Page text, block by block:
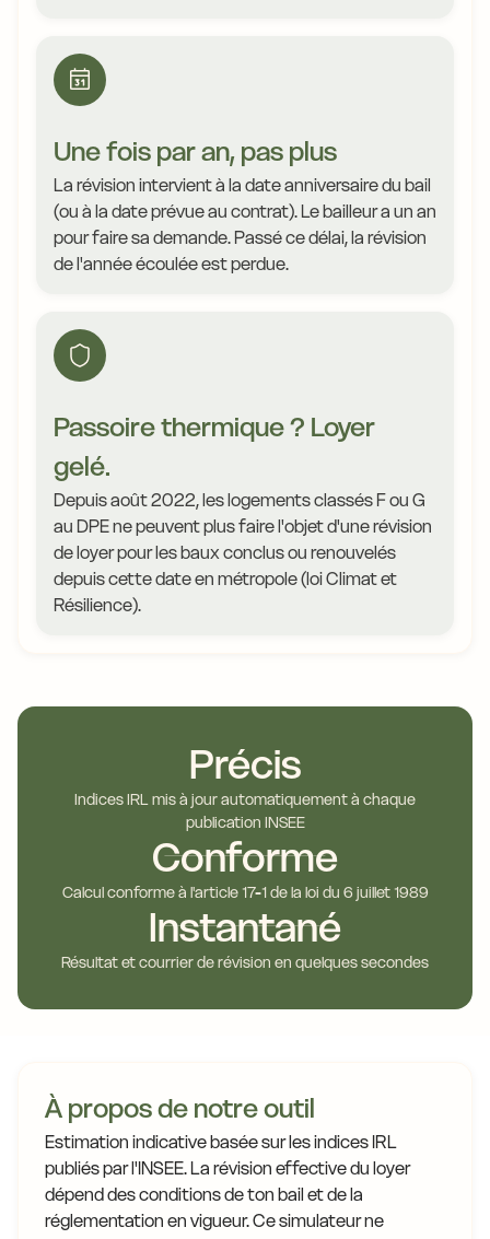
Une fois par an, pas plus
La révision intervient à la date anniversaire du bail
(ou à la date prévue au contrat). Le bailleur a un an
pour faire sa demande. Passé ce délai, la révision
de l'année écoulée est perdue.
Passoire thermique ? Loyer
gelé.
Depuis août 2022, les logements classés F ou G
au DPE ne peuvent plus faire l'objet d'une révision
de loyer pour les baux conclus ou renouvelés
depuis cette date en métropole (loi Climat et
Résilience).
Précis
Indices IRL mis à jour automatiquement à chaque
publication INSEE
Conforme
Calcul conforme à l'article 17-1 de la loi du 6 juillet 1989
Instantané
Résultat et courrier de révision en quelques secondes
À propos de notre outil
Estimation indicative basée sur les indices IRL
publiés par l'INSEE. La révision effective du loyer
dépend des conditions de ton bail et de la
réglementation en vigueur. Ce simulateur ne